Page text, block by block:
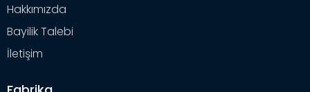
Hakkımızda
Bayilik Talebi
İletişim